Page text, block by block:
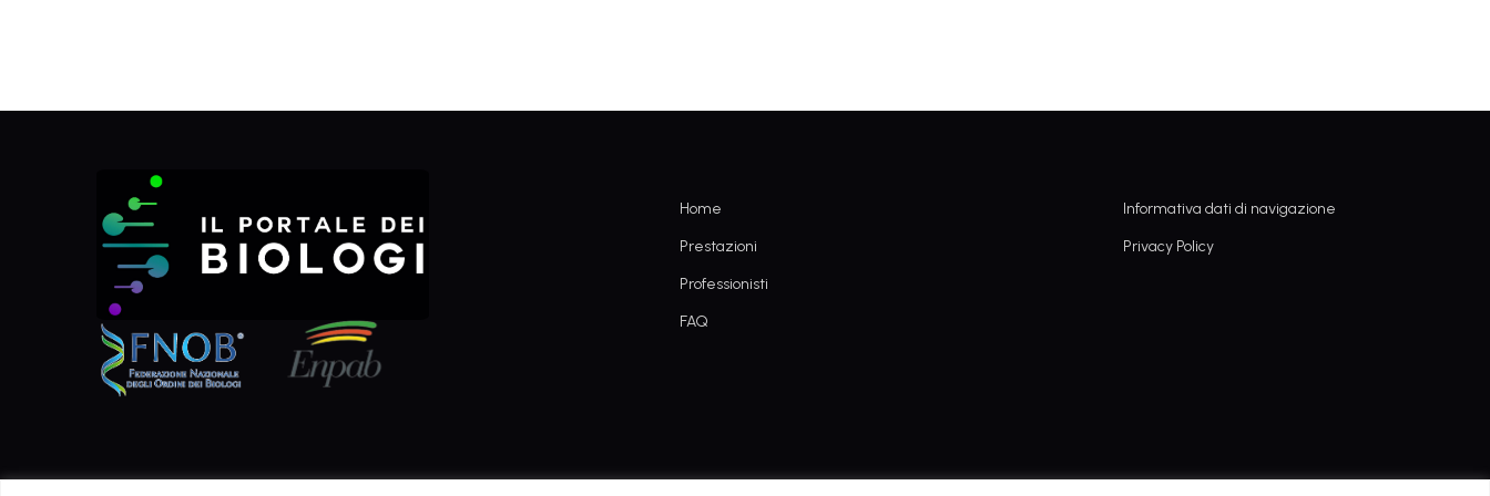
Home
Prestazioni
Professionisti
FAQ
Informativa dati di navigazione
Privacy Policy